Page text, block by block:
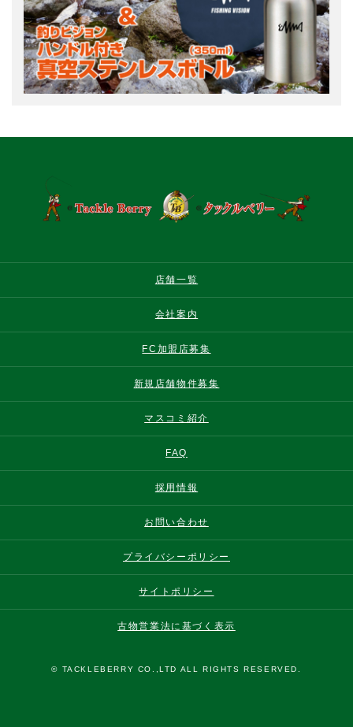
店舗一覧
会社案内
FC加盟店募集
新規店舗物件募集
マスコミ紹介
FAQ
採用情報
お問い合わせ
プライバシーポリシー
サイトポリシー
古物営業法に基づく表示
© TACKLEBERRY CO.,LTD ALL RIGHTS RESERVED.